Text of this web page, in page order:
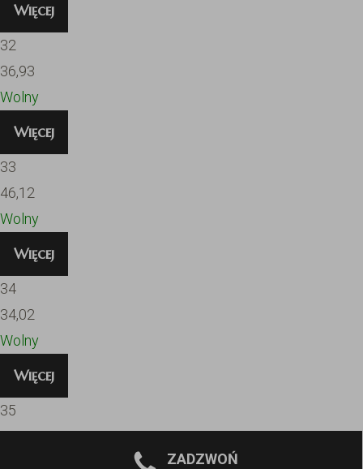
Więcej
32
36,93
Wolny
Więcej
33
46,12
Wolny
Więcej
34
34,02
Wolny
Więcej
35
36,43
ZADZWOŃ